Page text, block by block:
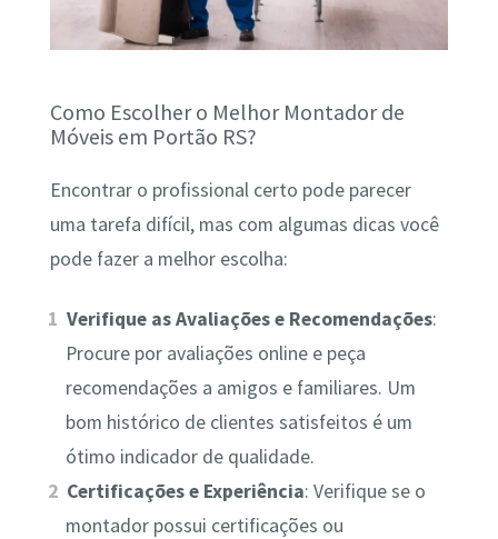
Como Escolher o Melhor Montador de
Móveis em Portão RS?
Encontrar o profissional certo pode parecer
uma tarefa difícil, mas com algumas dicas você
pode fazer a melhor escolha:
Verifique as Avaliações e Recomendações:
Procure por avaliações online e peça
recomendações a amigos e familiares. Um
bom histórico de clientes satisfeitos é um
ótimo indicador de qualidade.
Certificações e Experiência: Verifique se o
montador possui certificações ou